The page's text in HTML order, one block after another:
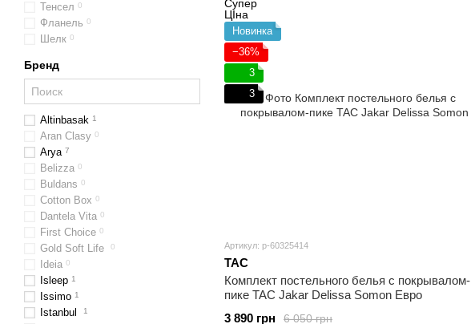
Новинка
−36%
3
3
Артикул: p-60325414
TAC
Комплект постельного белья с покрывалом-
пике TAC Jakar Delissa Somon Евро
6 050 грн
3 890 грн
Тенсел 0
Фланель 0
Шелк 0
Бренд
Altinbasak 1
Aran Clasy 0
Arya 7
Belizza 0
Buldans 0
Cotton Box 0
Dantela Vita 0
First Choice 0
Gold Soft Life 0
Ideia 0
Isleep 1
Issimo 1
Istanbul 1